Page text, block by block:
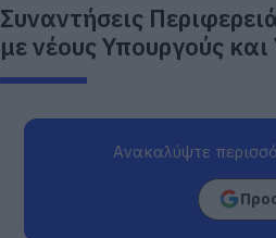
Συναντήσεις
με νέους Υπουργούς
Ανακαλύψτε